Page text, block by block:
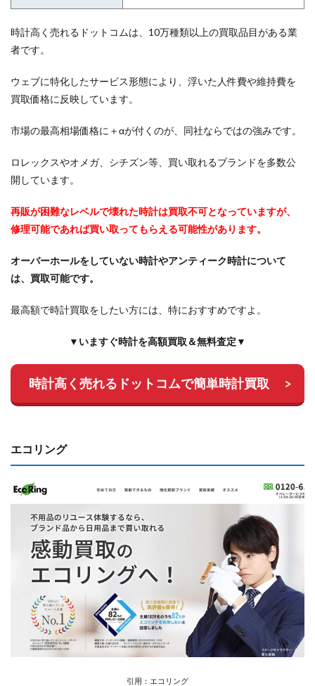
時計高く売れるドットコムは、10万種類以上の買取品目がある業
者です。
ウェブに特化したサービス形態により、浮いた人件費や維持費を
買取価格に反映しています。
市場の最高相場価格に＋αが付くのが、同社ならではの強みです。
ロレックスやオメガ、シチズン等、買い取れるブランドを多数公
開しています。
再販が困難なレベルで壊れた時計は買取不可となっていますが、
修理可能であれば買い取ってもらえる可能性があります。
オーバーホールをしていない時計やアンティーク時計について
は、買取可能です。
最高額で時計買取をしたい方には、特におすすめですよ。
▼いますぐ時計を高額買取＆無料査定▼
時計高く売れるドットコムで簡単時計買取
エコリング
引用：エコリング